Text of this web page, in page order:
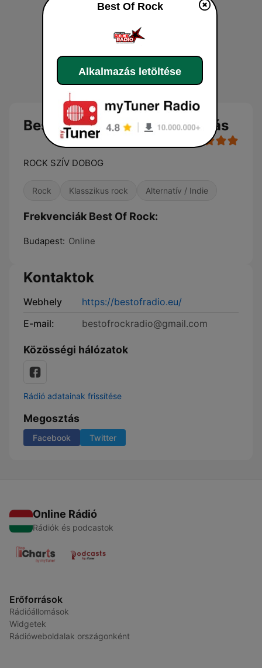
Best Of Rock Online Hallgatás
ROCK SZÍV DOBOG
Rock Klasszikus rock Alternatív / Indie
Frekvenciák Best Of Rock:
Budapest: Online
Kontaktok
Webhely
https://bestofradio.eu/
E-mail:
bestofrockradio@gmail.com
Közösségi hálózatok
Rádió adatainak frissítése
Megosztás
Facebook Twitter
Online Rádió
Rádiók és podcastok
Erőforrások
Rádióállomások
Widgetek
Rádióweboldalak országonként
Best Of Rock
Alkalmazás letöltése